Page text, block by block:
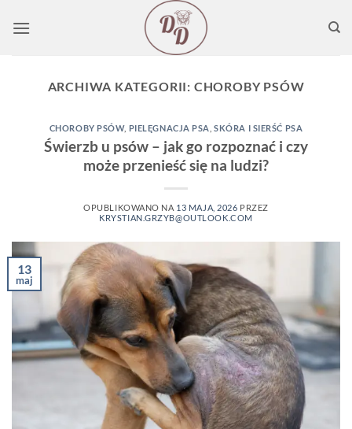
ARCHIWA KATEGORII: CHOROBY PSÓW
CHOROBY PSÓW, PIELĘGNACJA PSA ,SKÓRA I SIERŚĆ PSA
Świerzb u psów – jak go rozpoznać i czy
może przenieść się na ludzi?
OPUBLIKOWANO NA 13 MAJA, 2026 PRZEZ
KRYSTIAN.GRZYB@OUTLOOK.COM
13
maj